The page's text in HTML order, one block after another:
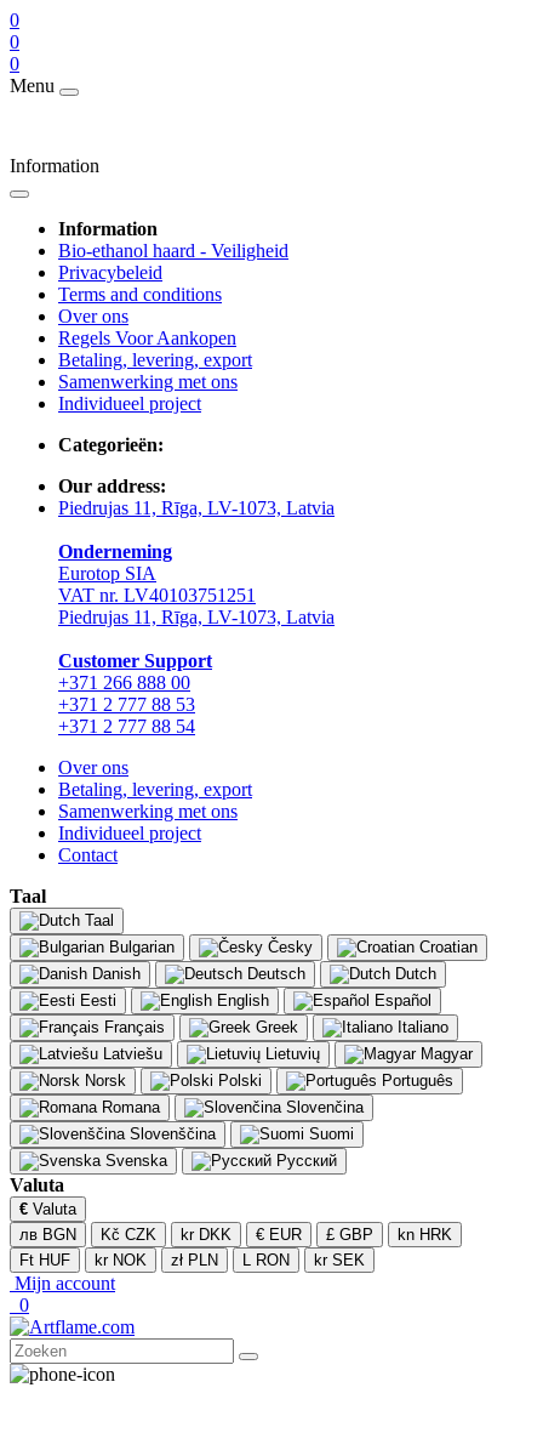
0
0
0
Menu
Information
Information
Bio-ethanol haard - Veiligheid
Privacybeleid
Terms and conditions
Over ons
Regels Voor Aankopen
Betaling, levering, export
Samenwerking met ons
Individueel project
Categorieën:
Our address:
Piedrujas 11, Rīga, LV-1073, Latvia
Onderneming
Eurotop SIA
VAT nr. LV40103751251
Piedrujas 11, Rīga, LV-1073, Latvia
Сustomer Support
+371 266 888 00
+371 2 777 88 53
+371 2 777 88 54
Over ons
Betaling, levering, export
Samenwerking met ons
Individueel project
Contact
Taal
Taal
Bulgarian
Česky
Croatian
Danish
Deutsch
Dutch
Eesti
English
Español
Français
Greek
Italiano
Latviešu
Lietuvių
Magyar
Norsk
Polski
Português
Romana
Slovenčina
Slovenščina
Suomi
Svenska
Русский
Valuta
€ Valuta
лв BGN
Kč CZK kr DKK € EUR £ GBP
kn HRK
Ft HUF
kr NOK zł PLN L RON kr SEK
Mijn account
0